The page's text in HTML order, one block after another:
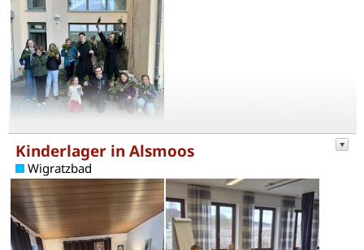
Kinderlager in Alsmoos
Wigratzbad